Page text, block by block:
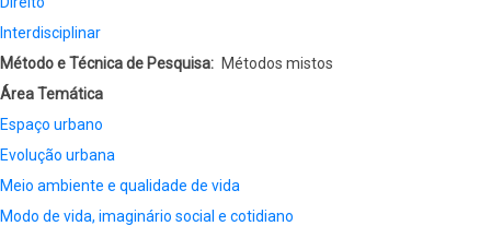
Interdisciplinar
Método e Técnica de Pesquisa
Métodos mistos
Área Temática
Espaço urbano
Evolução urbana
Meio ambiente e qualidade de vida
Modo de vida, imaginário social e cotidiano